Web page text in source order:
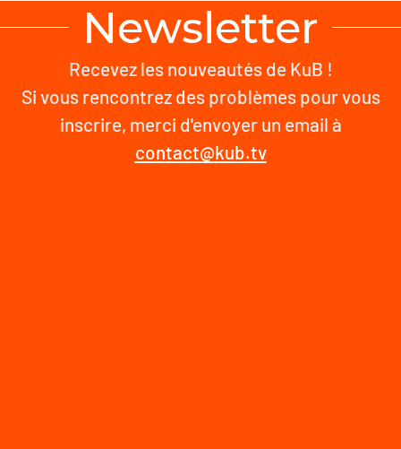
Newsletter
Recevez les nouveautés de KuB !
Si vous rencontrez des problèmes pour vous
inscrire, merci d'envoyer un email à
contact@kub.tv